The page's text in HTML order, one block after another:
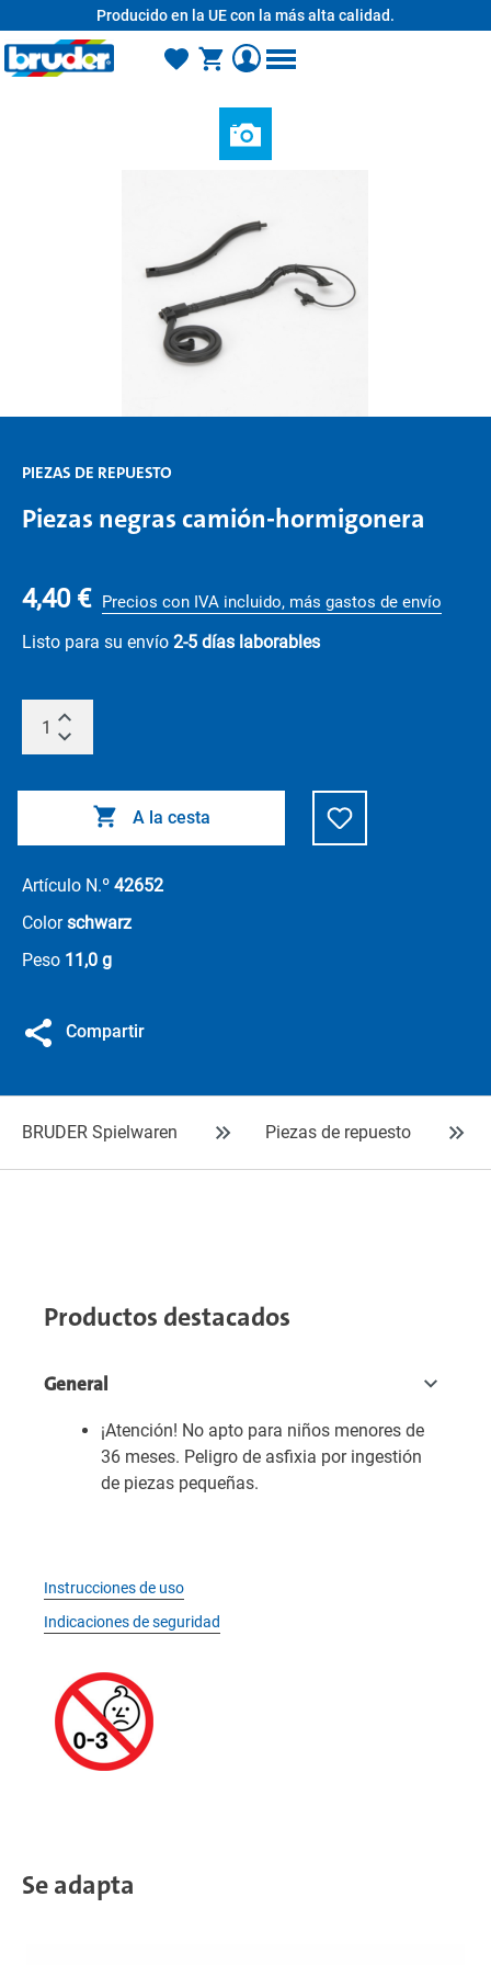
Producido en la UE con la más alta calidad.
PIEZAS DE REPUESTO
Piezas negras camión-hormigonera
4,40 € Precios con IVA incluido, más gastos de envío
Listo para su envío 2-5 días laborables
A la cesta
Artículo N.º 42652
Colorschwarz
Peso 11,0 g
Compartir
BRUDER Spielwaren Piezas de repuesto
Productos destacados
General
¡Atención! No apto para niños menores de
36 meses. Peligro de asfixia por ingestión
de piezas pequeñas.
Instrucciones de uso
Indicaciones de seguridad
Se adapta